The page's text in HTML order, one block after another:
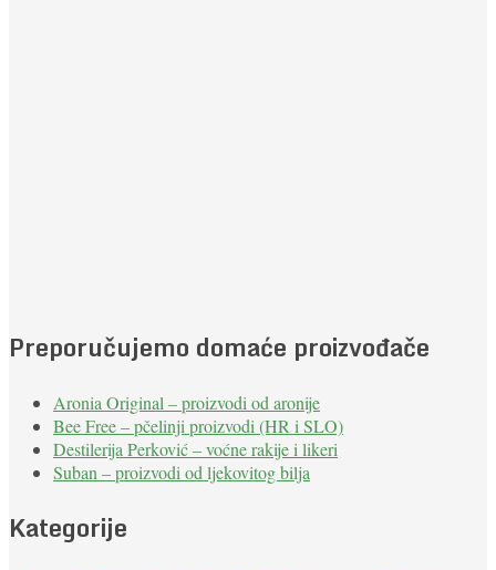
Preporučujemo domaće proizvođače
Aronia Original – proizvodi od aronije
Bee Free – pčelinji proizvodi (HR i SLO)
Destilerija Perković – voćne rakije i likeri
Suban – proizvodi od ljekovitog bilja
Kategorije